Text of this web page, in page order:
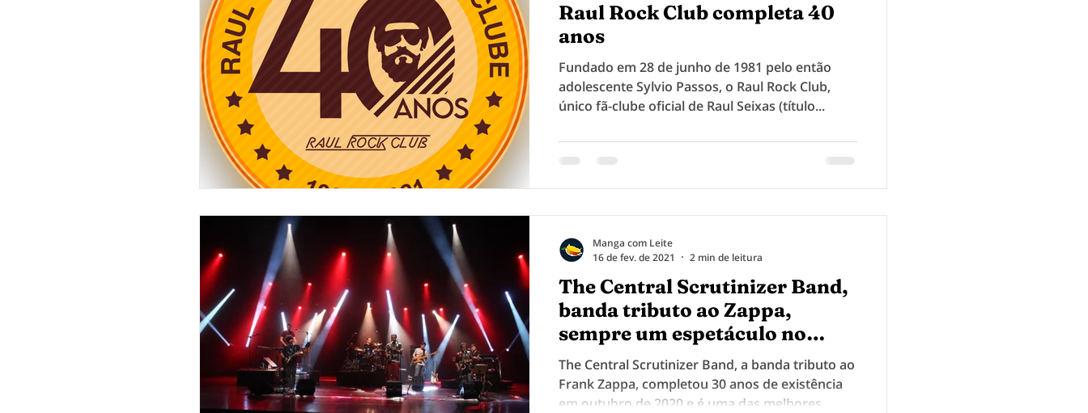
Raul Rock Club completa 40
anos
Fundado em 28 de junho de 1981 pelo então
adolescente Sylvio Passos, o Raul Rock Club,
único fã-clube oficial de Raul Seixas (título...
The Central Scrutinizer Band,
banda tributo ao Zappa,
sempre um espetáculo no
palco
The Central Scrutinizer Band, a banda tributo ao
Frank Zappa, completou 30 anos de existência
em outubro de 2020 e é uma das melhores...
Manga com Leite
16 de fev. de 2021
2 min de leitura